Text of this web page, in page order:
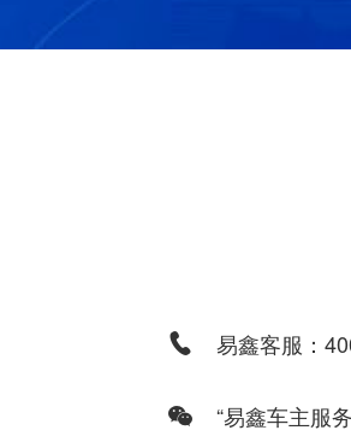
易鑫客服：
“易鑫车主服